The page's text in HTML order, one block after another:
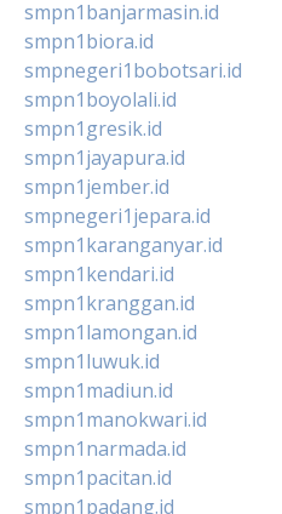
smpn1banjarmasin.id
smpn1biora.id
smpnegeri1bobotsari.id
smpn1boyolali.id
smpn1gresik.id
smpn1jayapura.id
smpn1jember.id
smpnegeri1jepara.id
smpn1karanganyar.id
smpn1kendari.id
smpn1kranggan.id
smpn1lamongan.id
smpn1luwuk.id
smpn1madiun.id
smpn1manokwari.id
smpn1narmada.id
smpn1pacitan.id
smpn1padang.id